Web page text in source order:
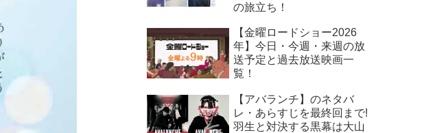
の旅立ち！
【金曜ロードショー2026
年】今日・今週・来週の放
送予定と過去放送映画一
覧！
【アバランチ】のネタバ
レ・あらすじを最終回まで!
羽生と対決する黒幕は大山